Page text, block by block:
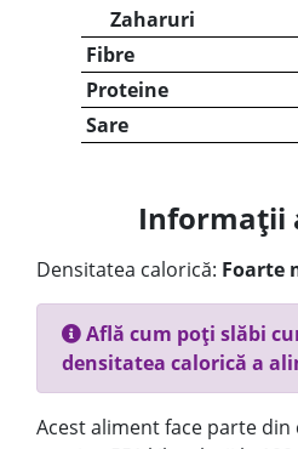
Zaharuri
Fibre
Proteine
Sare
Informații
Densitatea calorică: Foarte
Află cum poți slăbi
densitatea calorică a
Acest aliment face parte